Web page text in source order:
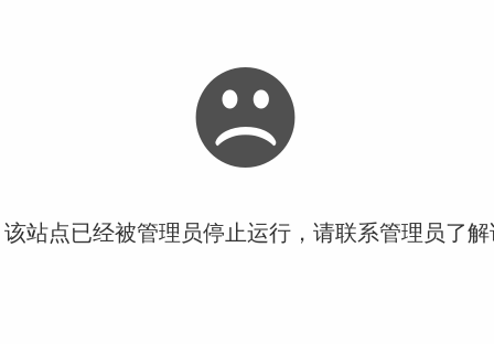
站点已经被管理员停止运行，请联系管理员了